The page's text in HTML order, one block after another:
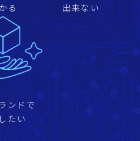
る
出来ない
ンドで
たい